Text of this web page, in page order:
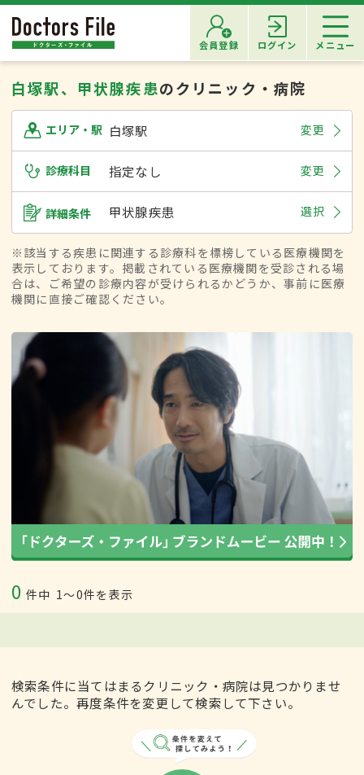
会員登録 ログイン メニュー
白塚駅、甲状腺疾患のクリニック・病院
エリア・駅 白塚駅 変更
診療科目 指定なし 変更
詳細条件 甲状腺疾患 選択
※該当する疾患に関連する診療科を標榜している医療機関を
表示しております。掲載されている医療機関を受診される場
合は、ご希望の診療内容が受けられるかどうか、事前に医療
機関に直接ご確認ください。
0 件中 1〜0件を表示
検索条件に当てはまるクリニック・病院は見つかりませ
んでした。再度条件を変更して検索して下さい。